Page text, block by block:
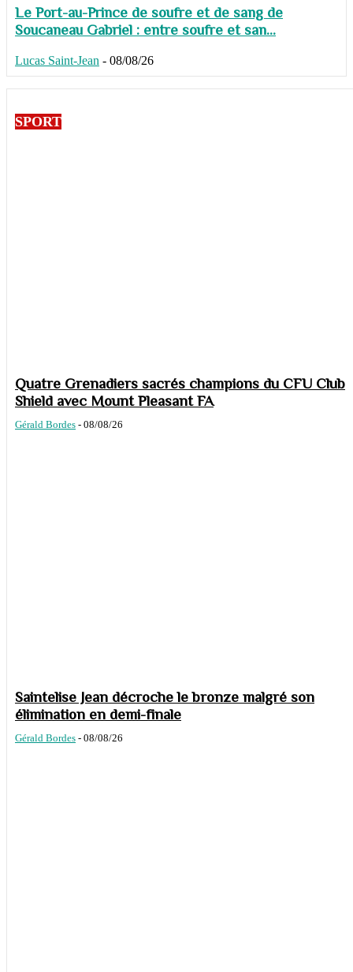
Le Port-au-Prince de soufre et de sang de
Soucaneau Gabriel : entre soufre et san...
Lucas Saint-Jean - 08/08/26
SPORT
Quatre Grenadiers sacrés champions du CFU Club
Shield avec Mount Pleasant FA
Gérald Bordes - 08/08/26
Saintelise Jean décroche le bronze malgré son
élimination en demi-finale
Gérald Bordes - 08/08/26